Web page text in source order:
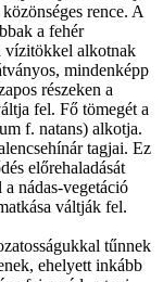
rence. A
a fehér
vízitökkel alkotnak
mindenképp
részeken a
fel. Fő tömegét a
f. natans) alkotja.
tagjai. Ez
előrehaladását
nádas-vegetáció
váltják fel.
tűnnek
ehelyett inkább